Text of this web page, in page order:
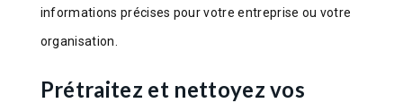
informations précises pour votre entreprise ou votre
organisation.
Prétraitez et nettoyez vos